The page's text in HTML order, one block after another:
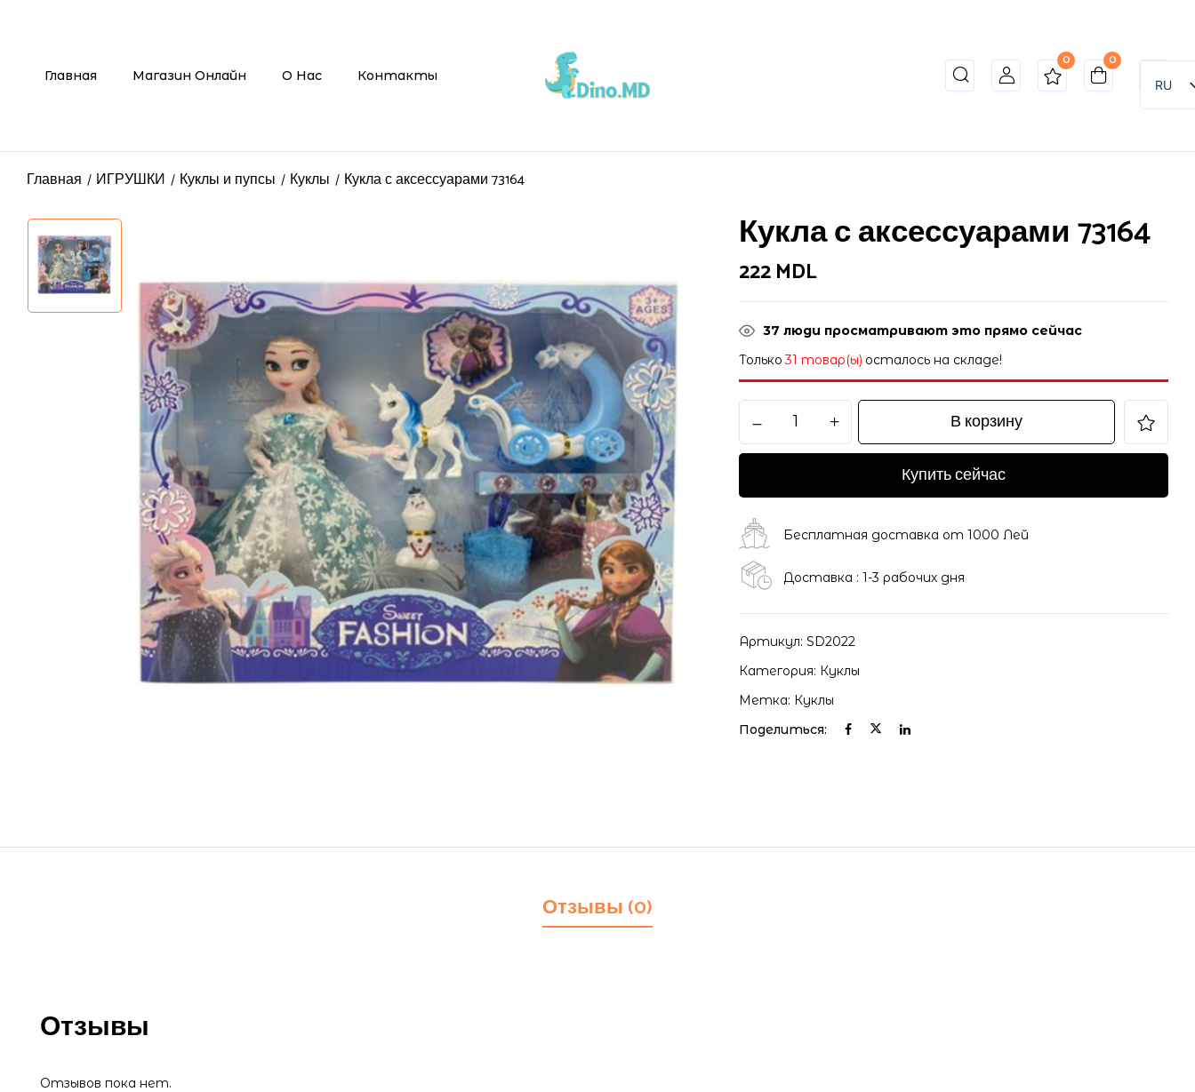
Главная Магазин Онлайн О Нас Контакты
0 0
RU
Главная ИГРУШКИ Куклы и пупсы Куклы Кукла с аксессуарами 73164
Кукла с аксессуарами 73164
222MDL
37 люди просматривают это прямо сейчас
Только 31 товар(ы) осталось на складе!
В корзину
Купить сейчас
Бесплатная доставка от 1000 Лей
Доставка : 1-3 рабочих дня
Артикул:SD2022
Категория: Куклы
Метка: Куклы
Поделиться:
Отзывы (0)
Отзывы
Отзывов пока нет.
Be the first to review “Кукла с аксессуарами 73164”
Ваша оценка
Сохранить моё имя, email и адрес сайта в этом браузере для последующих
моих комментариев.